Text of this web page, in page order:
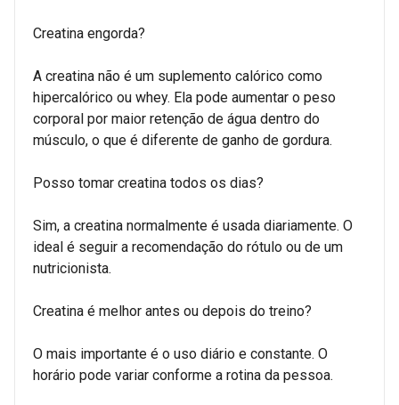
Creatina engorda?
A creatina não é um suplemento calórico como
hipercalórico ou whey. Ela pode aumentar o peso
corporal por maior retenção de água dentro do
músculo, o que é diferente de ganho de gordura.
Posso tomar creatina todos os dias?
Sim, a creatina normalmente é usada diariamente. O
ideal é seguir a recomendação do rótulo ou de um
nutricionista.
Creatina é melhor antes ou depois do treino?
O mais importante é o uso diário e constante. O
horário pode variar conforme a rotina da pessoa.